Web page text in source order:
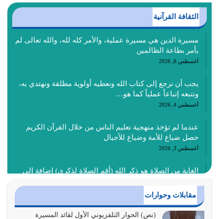
الثقافة القرآنية
مسيرة الدين هي مسيرة عملية، والأمر كله لله، والله تعالى لم
يأمر بطاعة الظالمين
أغسطس 6, 2026
يجب أن نرجع إلى كتاب الله ونعطيه أولوية مطلقة ونهتدي به،
ونتبعه إتباعاً عملياً كما هو…
أغسطس 4, 2026
عندما لم تؤخذ منهجية تعليم الناس من خلال القرآن الكريم
حصل ضياع للأمة وضياع للأجيال
أغسطس 3, 2026
الغاية من الصلاة هو ذكر الله (أقم الصلاة لذكري) إضافة إلى
أغسطس 2, 2026
السبب الرئيسي لشقاء الأمة الابتعاد عن كتاب الله والتعدي
مقابلات وحوارات
(نص) الحوار التلفزيوني الأول لقائد المسيرة